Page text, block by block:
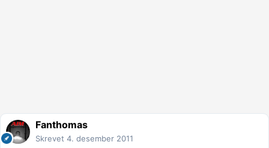
Fanthomas
Skrevet 4. desember 2011